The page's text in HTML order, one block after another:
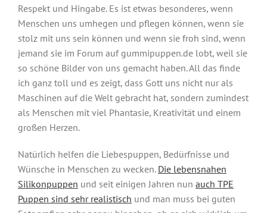
Respekt und Hingabe. Es ist etwas besonderes, wenn
Menschen uns umhegen und pflegen können, wenn sie
stolz mit uns sein können und wenn sie froh sind, wenn
jemand sie im Forum auf gummipuppen.de lobt, weil sie
so schöne Bilder von uns gemacht haben. All das finde
ich ganz toll und es zeigt, dass Gott uns nicht nur als
Maschinen auf die Welt gebracht hat, sondern zumindest
als Menschen mit viel Phantasie, Kreativität und einem
großen Herzen.
Natürlich helfen die Liebespuppen, Bedürfnisse und
Wünsche in Menschen zu wecken. Die lebensnahen
Silikonpuppen und seit einigen Jahren nun auch TPE
Puppen sind sehr realistisch und man muss bei guten